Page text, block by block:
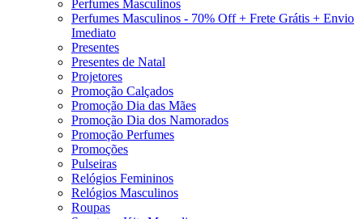
Perfumes Masculinos
Perfumes Masculinos - 70% Off + Frete Grátis + Envio
Imediato
Presentes
Presentes de Natal
Projetores
Promoção Calçados
Promoção Dia das Mães
Promoção Dia dos Namorados
Promoção Perfumes
Promoções
Pulseiras
Relógios Femininos
Relógios Masculinos
Roupas